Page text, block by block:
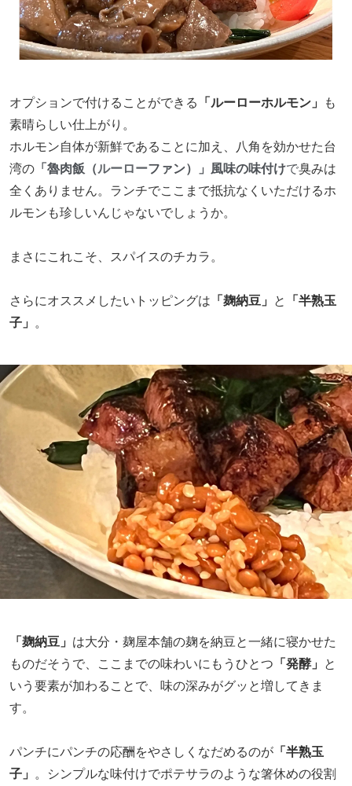
オプションで付けることができる 「ルーローホルモン」 も
素晴らしい仕上がり。
ホルモン自体が新鮮であることに加え、八角を効かせた台
湾の 「魯肉飯（ルーローファン）」風味の味付けで臭みは
全くありません。ランチでここまで抵抗なくいただけるホ
ルモンも珍しいんじゃないでしょうか。
まさにこれこそ、スパイスのチカラ。
さらにオススメしたいトッピングは 「麹納豆」 と 「半熟玉
子」 。
「麹納豆」 は大分・麹屋本舗の麹を納豆と一緒に寝かせた
ものだそうで、ここまでの味わいにもうひとつ 「発酵」 と
いう要素が加わることで、味の深みがグッと増してきま
す。
パンチにパンチの応酬をやさしくなだめるのが 「半熟玉
子」 。シンプルな味付けでポテサラのような箸休めの役割